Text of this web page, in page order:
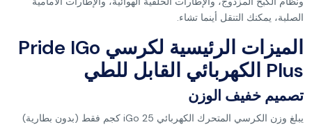
الصلبة، يمكنك التنقل أينما تشاء.
الميزات الرئيسية لكرسي Pride IGo
Plus الكهربائي القابل للطي
تصميم خفيف الوزن
يبلغ وزن الكرسي المتحرك الكهربائي iGo 25 كجم فقط (بدون بطارية)